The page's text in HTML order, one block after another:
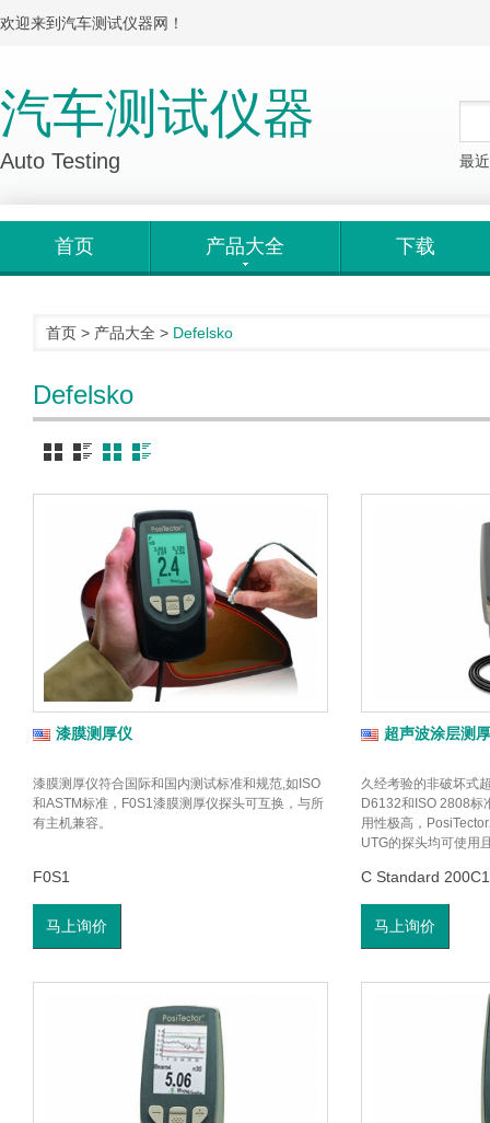
欢迎来到汽车测试仪器网！
汽车测试仪器
Auto Testing 最
首页 产品大全 下载
首页 > 产品大全 > Defelsko
Defelsko
漆膜测厚仪
漆膜测厚仪符合国际和国内测试标准和规范,如ISO
和ASTM标准，F0S1漆膜测厚仪探头可互换，与所
有主机兼容。
F0S1
马上询价
超声波涂层测
久经考验的非破坏式
D6132和ISO 2808标
用性极高，
UTG的探头均可使用
C Standard
马上询价